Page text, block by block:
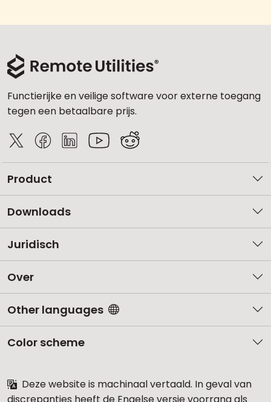
Functierijke en veilige software voor externe toegang
tegen een betaalbare prijs.
Product
Downloads
Juridisch
Over
Other languages
Color scheme
Deze website is machinaal vertaald. In geval van
discrepanties heeft de Engelse versie voorrang als